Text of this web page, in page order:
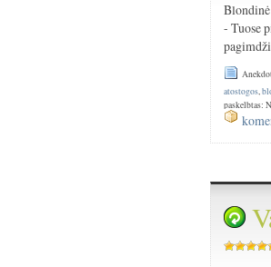
- Tuose
atostogos,
paskelbtas: